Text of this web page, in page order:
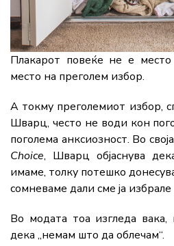
Плакарот повеќе не е место
место на преголем избор.
А токму преголемиот избор,
Шварц, често не води кон
поголема анксиозност. Во
Choice, Шварц објаснува
имаме, толку потешко
сомневаме дали сме ја
Во модата тоа изгледа вака,
дека „немам што да облечам“.